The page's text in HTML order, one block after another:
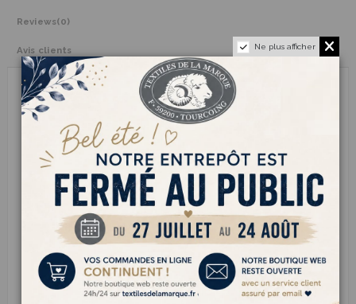
Reviews(0)
Avis clients
Avec son aspect délicatement ondé et sa grande légèreté,
PLUME
apporte une touche originale et pleine de douceur à tous
les projets tricot. Son mélange d’acrylique, de laine et de polyester
offre un équilibre idéal entre confort, chaleur et facilité d’entretien.
Son fil fantaisie crée naturellement du relief et du volume sans
effort, pour des tricots vivants et pleins de charme. Tricoté en
aiguilles n°3.5
, LANA PLUME permet de réaliser des ouvrages
souples, légers et agréables à porter au quotidien.
Parfait pour les pulls délicats, les gilets confortables, les accessoires
moelleux ou les créations au style doux, ce fil séduit par son rendu
original et sa texture pleine de mouvement.
LANA PLUME transforme chaque maille en un tricot léger et
Ne plus afficher